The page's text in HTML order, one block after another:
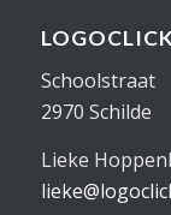
Schoolstraat
2970 Schilde
Lieke